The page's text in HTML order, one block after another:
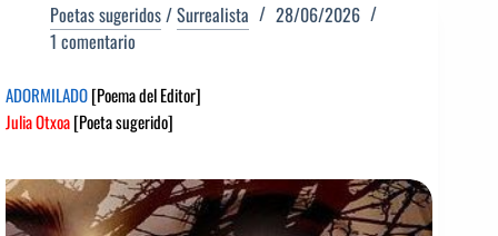
Poetas sugeridos/Surrealista
28/06/2026
1 comentario
ADORMILADO[Poema del Editor]
Julia Otxoa[Poeta sugerido]